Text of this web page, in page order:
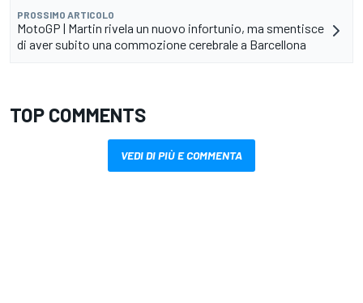
PROSSIMO ARTICOLO
MotoGP | Martin rivela un nuovo infortunio, ma smentisce
di aver subito una commozione cerebrale a Barcellona
TOP COMMENTS
VEDI DI PIÙ E COMMENTA